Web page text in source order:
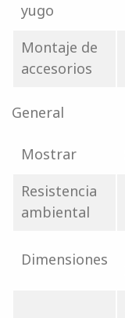
yugo
Montaje de
accesorios
General
Mostrar
Resistencia
ambiental
Dimensiones